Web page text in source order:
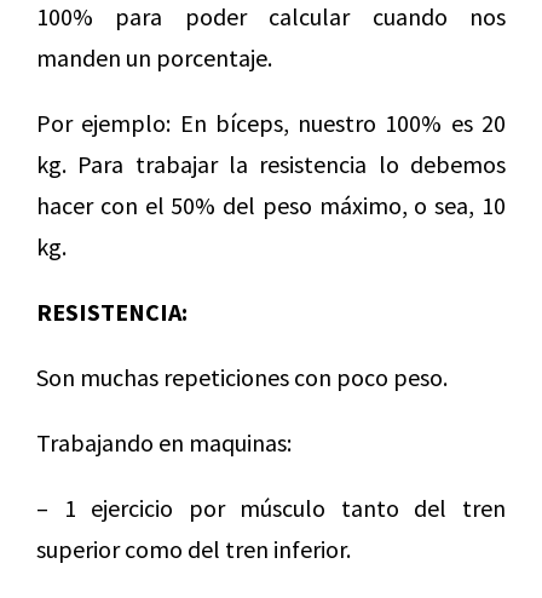
100% para poder calcular cuando nos
manden un porcentaje.
Por ejemplo: En bíceps, nuestro 100% es 20
kg. Para trabajar la resistencia lo debemos
hacer con el 50% del peso máximo, o sea, 10
kg.
RESISTENCIA:
Son muchas repeticiones con poco peso.
Trabajando en maquinas:
– 1 ejercicio por músculo tanto del tren
superior como del tren inferior.